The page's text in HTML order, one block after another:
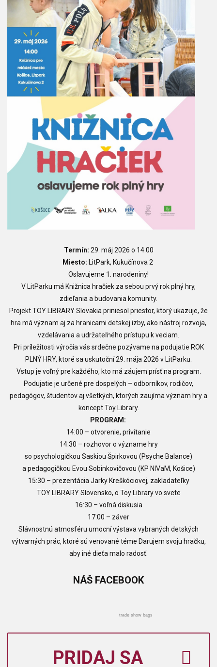
Termín: 29. máj 2026 o 14.00
Miesto: LitPark, Kukučínova 2
Oslavujeme 1. narodeniny!
V LitParku má Knižnica hračiek za sebou prvý rok plný hry,
zdieľania a budovania komunity.
Projekt TOY LIBRARY Slovakia priniesol priestor, ktorý ukazuje, že
hra má význam aj za hranicami detskej izby, ako nástroj rozvoja,
vzdelávania a udržateľného prístupu k veciam.
Pri príležitosti výročia vás srdečne pozývame na podujatie ROK
PLNÝ HRY, ktoré sa uskutoční 29. mája 2026 v LitParku.
Vstup je voľný pre každého, kto má záujem prísť na program.
Podujatie je určené pre dospelých – odborníkov, rodičov,
pedagógov, študentov aj všetkých, ktorých zaujíma význam hry a
koncept Toy Library.
PROGRAM:
14:00 – otvorenie, privítanie
14:30 – rozhovor o význame hry
so psychologičkou Saskiou Špirkovou (Psyche Balance)
a pedagogičkou Evou Sobinkovičovou (KP NIVaM, Košice)
15:30 – prezentácia Jarky Kreškóciovej, zakladateľky
TOY LIBRARY Slovensko, o Toy Library vo svete
16:30 – voľná diskusia
17:00 – záver
Slávnostnú atmosféru umocní výstava vybraných detských
výtvarných prác, ktoré sú venované téme Darujem svoju hračku,
aby iné dieťa malo radosť.
NÁŠ FACEBOOK
trade show bags
PRIDAJ SA